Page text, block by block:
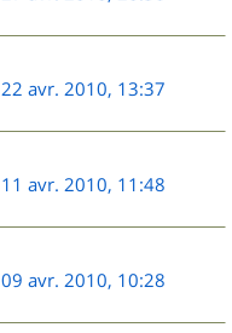
22 avr. 2010, 13:37
11 avr. 2010, 11:48
09 avr. 2010, 10:28